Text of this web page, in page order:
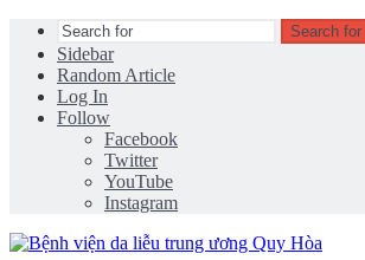
Search for
Sidebar
Random Article
Log In
Follow
Facebook
Twitter
YouTube
Instagram